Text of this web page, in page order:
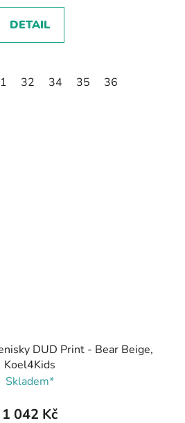
DETAIL
32 34 35 36
DUD Print - Bear Beige,
Koel4Kids
Skladem*
1 042 Kč